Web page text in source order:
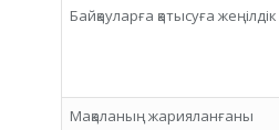
Байқауларға қатысуға жеңілдік
Мақаланың жарияланғаны